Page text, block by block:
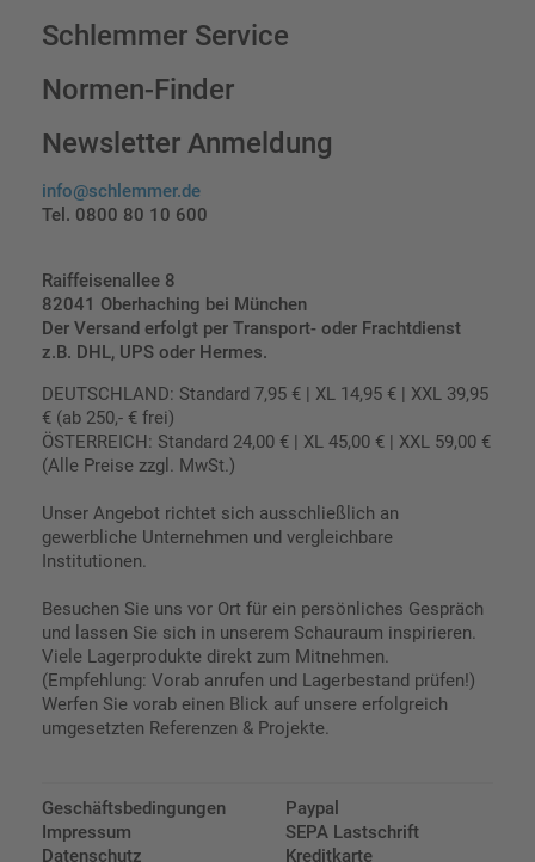
Schlemmer Service
Normen-Finder
Newsletter Anmeldung
info@schlemmer.de
Tel. 0800 80 10 600
Raiffeisenallee 8
82041 Oberhaching bei München
Der Versand erfolgt per Transport- oder Frachtdienst
z.B. DHL, UPS oder Hermes.
DEUTSCHLAND: Standard 7,95 € | XL 14,95 € | XXL 39,95
€ (ab 250,- € frei)
ÖSTERREICH: Standard 24,00 € | XL 45,00 € | XXL 59,00 €
(Alle Preise zzgl. MwSt.)
Unser Angebot richtet sich ausschließlich an
gewerbliche Unternehmen und vergleichbare
Institutionen.
Besuchen Sie uns vor Ort für ein persönliches Gespräch
und lassen Sie sich in unserem Schauraum inspirieren.
Viele Lagerprodukte direkt zum Mitnehmen.
(Empfehlung: Vorab anrufen und Lagerbestand prüfen!)
Werfen Sie vorab einen Blick auf unsere erfolgreich
umgesetzten Referenzen & Projekte.
Geschäftsbedingungen
Impressum
Datenschutz
Paypal
SEPA Lastschrift
Kreditkarte